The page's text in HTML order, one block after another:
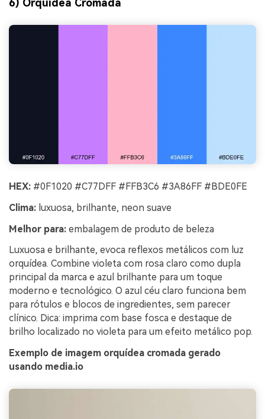
HEX: #0F1020 #C77DFF #FFB3C6 #3A86FF #BDE0FE
Clima: luxuosa, brilhante, neon suave
Melhor para: embalagem de produto de beleza
Luxuosa e brilhante, evoca reflexos metálicos com luz
orquídea. Combine violeta com rosa claro como dupla
principal da marca e azul brilhante para um toque
moderno e tecnológico. O azul céu claro funciona bem
para rótulos e blocos de ingredientes, sem parecer
clínico. Dica: imprima com base fosca e destaque de
brilho localizado no violeta para um efeito metálico pop.
Exemplo de imagem orquídea cromada gerado
usando media.io